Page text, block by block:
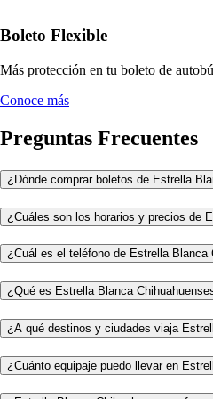
Boleto Flexible
Más protección en tu boleto de
Conoce más
Preguntas Frecuentes
¿Dónde comprar boletos de Estrella
¿Cuáles son los horarios y precios de
¿Cuál es el teléfono de Estrella
¿Qué es Estrella Blanca
¿A qué destinos y ciudades viaja
¿Cuánto equipaje puedo llevar en